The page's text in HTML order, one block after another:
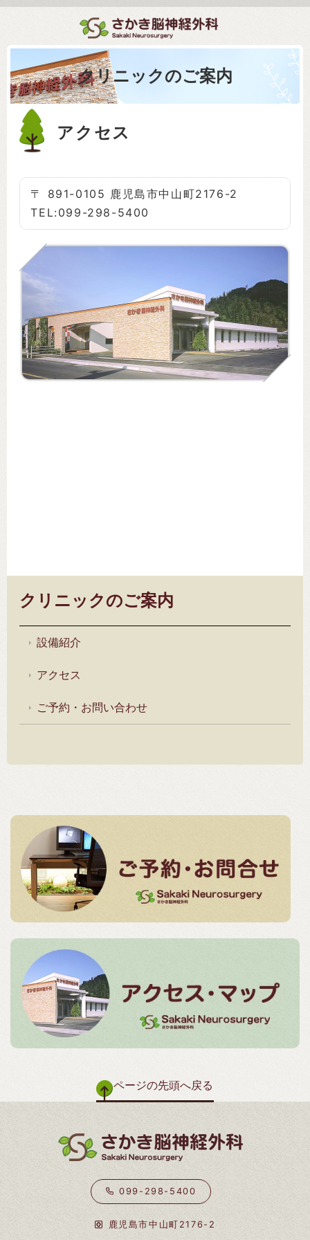
クリニックのご案内
アクセス
〒 891-0105 鹿児島市中山町2176-2
TEL:099-298-5400
クリニックのご案内
設備紹介
アクセス
ご予約・お問い合わせ
ページの先頭へ戻る
099-298-5400
鹿児島市中山町2176-2